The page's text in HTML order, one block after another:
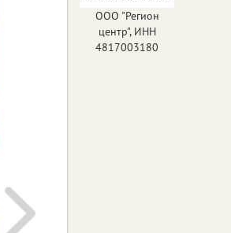
ООО "Регион
центр", ИНН
4817003180